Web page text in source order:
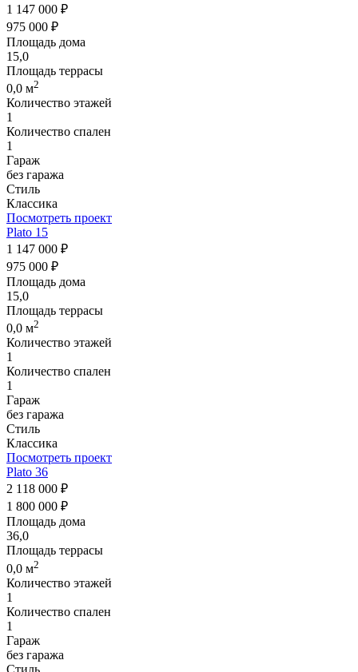
1 147 000 ₽
975 000 ₽
Площадь дома
15,0
Площадь террасы
0,0 м2
Количество этажей
1
Количество спален
1
Гараж
без гаража
Стиль
Классика
Посмотреть проект
Plato 15
1 147 000 ₽
975 000 ₽
Площадь дома
15,0
Площадь террасы
0,0 м2
Количество этажей
1
Количество спален
1
Гараж
без гаража
Стиль
Классика
Посмотреть проект
Plato 36
2 118 000 ₽
1 800 000 ₽
Площадь дома
36,0
Площадь террасы
0,0 м2
Количество этажей
1
Количество спален
1
Гараж
без гаража
Стиль